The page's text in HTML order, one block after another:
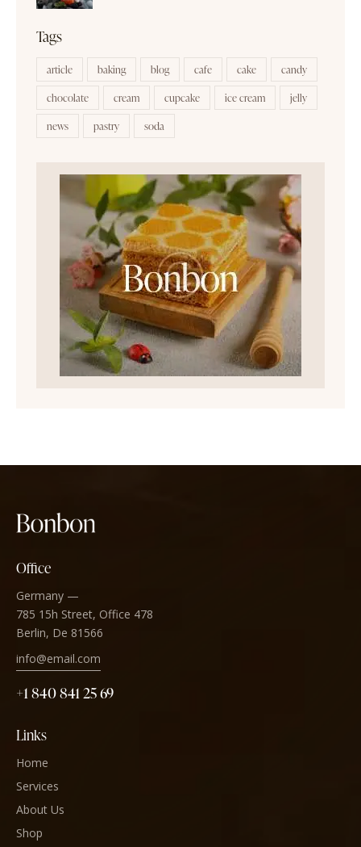
Tags
article baking blog cafe cake
candy
chocolate
cream cupcake ice cream
jelly
news
pastry soda
Office
Germany —
785 15h Street, Office 478
Berlin, De 81566
info@email.com
+1 840 841 25 69
Links
Home
Services
About Us
Shop